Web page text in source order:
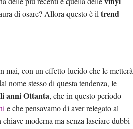
di osare? Allora questo è il trend
mai, con un effetto lucido che le metterà
nome stesso di questa tendenza, le
anni Ottanta, che in questo periodo
e che pensavamo di aver relegato al
moderna ma senza lasciare dubbi